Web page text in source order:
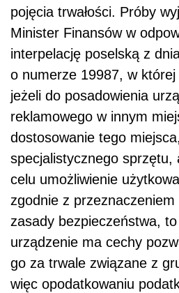
pojęcia trwałości. Próby
Minister Finansów w
interpelację poselską z
o numerze 19987, w której
jeżeli do posadowienia
reklamowego w innym
dostosowanie tego
specjalistycznego sprzętu,
celu umożliwienie
zgodnie z
zasady bezpieczeństwa,
urządzenie ma cechy
go za trwale związane z
więc opodatkowaniu